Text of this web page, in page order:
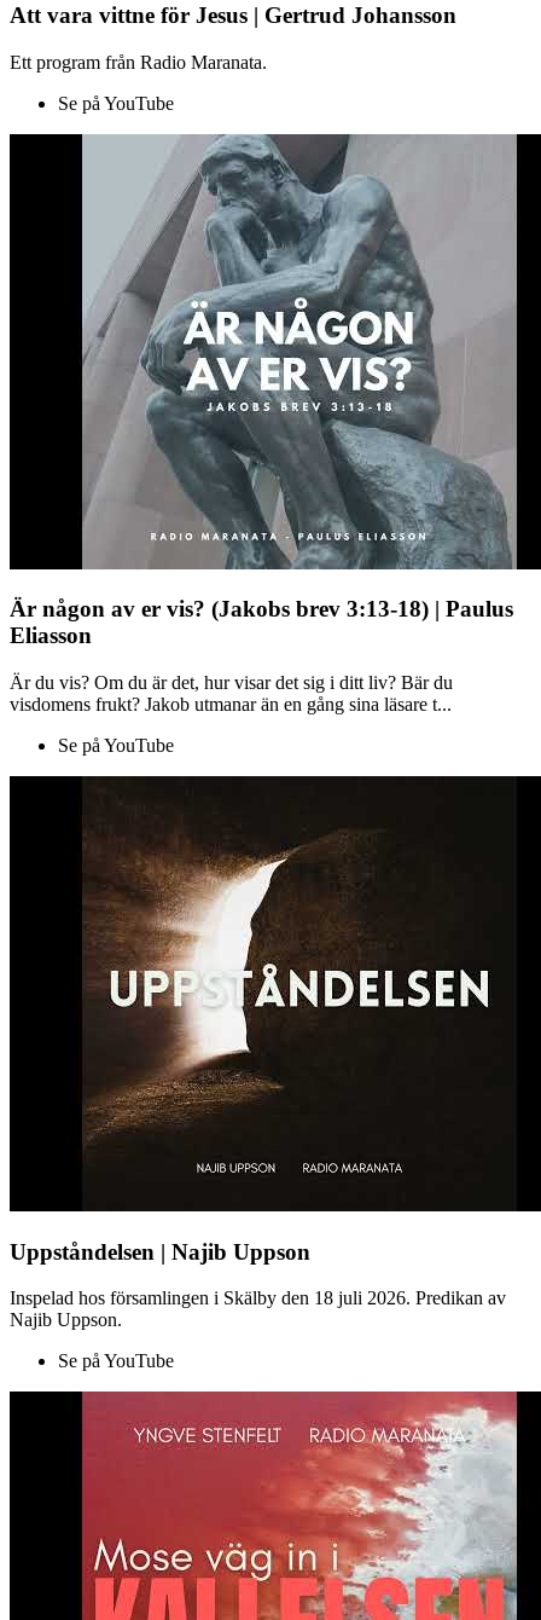
Att vara vittne för Jesus | Gertrud Johansson
Ett program från Radio Maranata.
Se på YouTube
Är någon av er vis? (Jakobs brev 3:13-18) | Paulus
Eliasson
Är du vis? Om du är det, hur visar det sig i ditt liv? Bär du
visdomens frukt? Jakob utmanar än en gång sina läsare t...
Se på YouTube
Uppståndelsen | Najib Uppson
Inspelad hos församlingen i Skälby den 18 juli 2026. Predikan av
Najib Uppson.
Se på YouTube